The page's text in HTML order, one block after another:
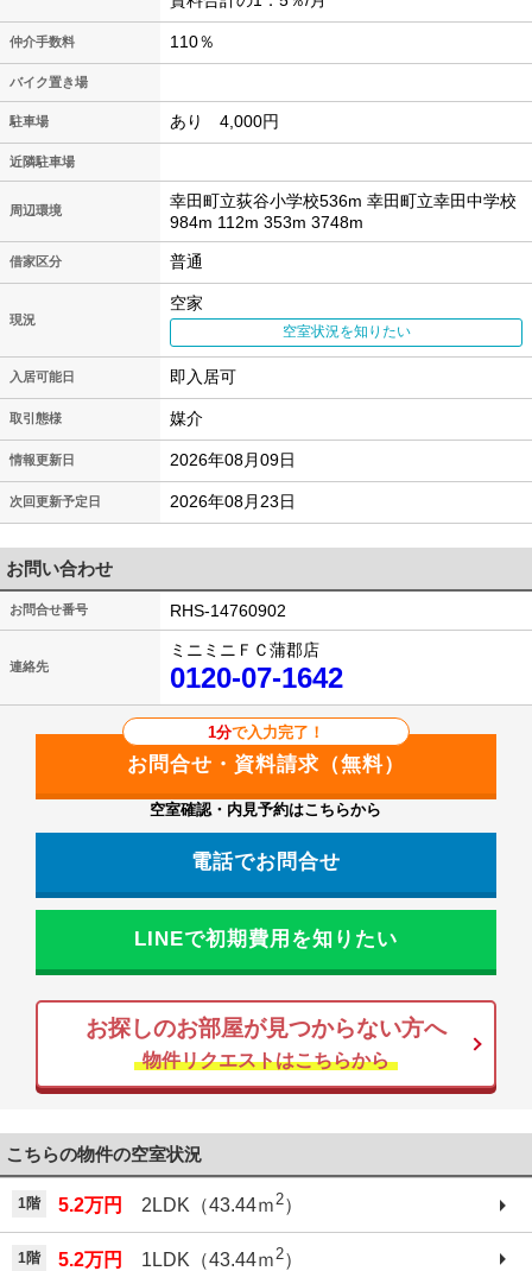
仲介手数料 110％
バイク置き場
駐車場 あり 4,000円
近隣駐車場
周辺環境
幸田町立荻谷小学校536m 幸田町立幸田中学校
984m 112m 353m 3748m
借家区分 普通
現況
空家
空室状況を知りたい
入居可能日 即入居可
取引態様 媒介
情報更新日 2026年08月09日
次回更新予定日 2026年08月23日
お問い合わせ
お問合せ番号 RHS-14760902
連絡先
ミニミニＦＣ蒲郡店
0120-07-1642
1分で入力完了！
空室確認・内見予約はこちらから
電話でお問合せ
LINEで初期費用を知りたい
お探しのお部屋が見つからない方へ
物件リクエストはこちらから
こちらの物件の空室状況
1階 5.2万円 2LDK（43.44ｍ2）
1階 5.2万円 1LDK（43.44ｍ 2）